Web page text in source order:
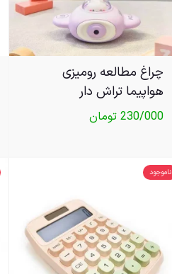
چراغ مطالعه رومیزی
هواپیما تراش دار
230/000 تومان
ناموجود